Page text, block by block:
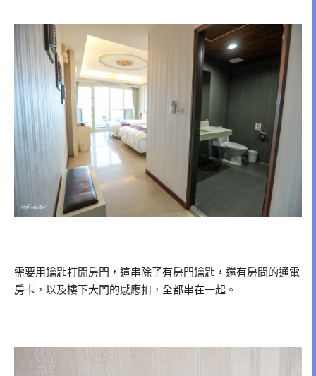
需要用鑰匙打開房門，這串除了有房門鑰匙，還有房間的通電
房卡，以及樓下大門的感應扣，全都串在一起。